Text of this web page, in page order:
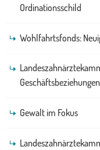
Ordinationsschild
Wohlfahrtsfonds:
Geschäftsbeziehungen
Gewalt im Fokus